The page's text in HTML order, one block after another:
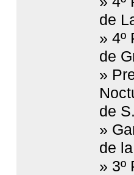
de
» 4º
de
»
de
»
de
» 3º